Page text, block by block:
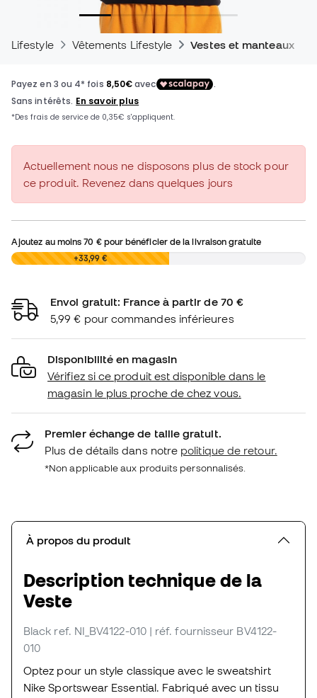
Lifestyle Vêtements Lifestyle Vestes et manteaux -
Actuellement nous ne disposons plus de stock pour
ce produit. Revenez dans quelques jours
Ajoutez au moins70 €pour bénéficier de la livraison gratuite
0,00 € +33,99 €
Envoi gratuit: France à partir de 70 €
5,99 € pour commandes inférieures
Disponibilité en magasin
Vérifiez si ce produit est disponible dans le
magasin le plus proche de chez vous.
Premier échange de taille gratuit.
Plus de détails dans notre politique de retour.
*Non applicable aux produits personnalisés.
À propos du produit
Description technique de la
Veste
Black ref. NI_BV4122-010 | réf. fournisseur BV4122-
010
Optez pour un style classique avec le sweatshirt
Nike Sportswear Essential. Fabriqué avec un tissu